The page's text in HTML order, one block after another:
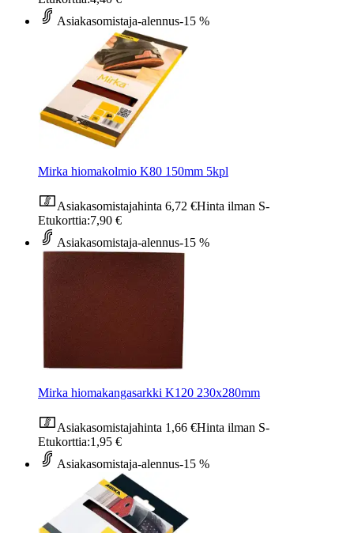
Asiakasomistaja-alennus-15 %
Mirka hiomakolmio K80 150mm 5kpl
Asiakasomistajahinta 6,72 €Hinta ilman S-
Etukorttia:7,90 €
Asiakasomistaja-alennus-15 %
Mirka hiomakangasarkki K120 230x280mm
Asiakasomistajahinta 1,66 €Hinta ilman S-
Etukorttia:1,95 €
Asiakasomistaja-alennus-15 %